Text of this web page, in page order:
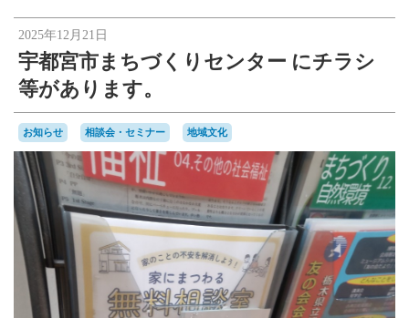
2025年12月21日
宇都宮市まちづくりセンター にチラシ
等があります。
お知らせ 相談会・セミナー 地域文化